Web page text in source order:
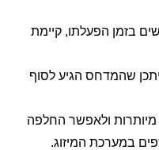
בזמן הפעלתו, קיימת
שהמדחס הגיע לסוף
מיותרות ולאפשר החלפה
במערכת המיזוג.